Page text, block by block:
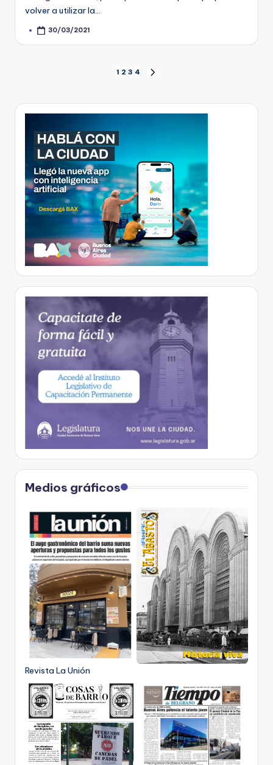
volver a utilizar la…
Posted30/03/2021
de
entradas
1 2 3 4
Medios gráficos
Revista La Unión